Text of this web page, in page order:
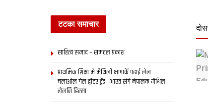
टटका समाचार
साहित्य समाद – समटल प्रकाश
प्राथमिक शि‍क्षा मे मैथि‍ली भाषाकेँ पढ़ाई लेल
चलाओल गेल ट्वीटर ट्रेंड : भारत संगे नेपालक मैथिल
लेलनि हिस्सा